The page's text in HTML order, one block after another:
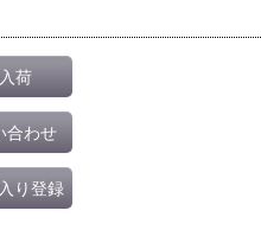
荷
合わせ
り登録